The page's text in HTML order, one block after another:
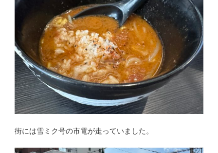
街には雪ミク号の市電が走っていました。